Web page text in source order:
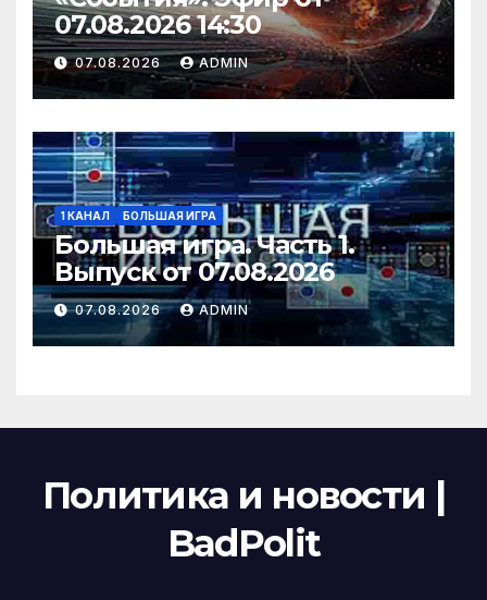
07.08.2026 14:30
07.08.2026 ADMIN
1 КАНАЛ БОЛЬШАЯ ИГРА
Большая игра. Часть 1.
Выпуск от 07.08.2026
07.08.2026 ADMIN
Политика и новости |
BadPolit